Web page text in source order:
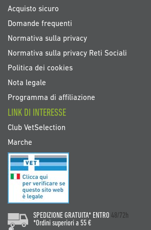
Acquisto sicuro
Domande frequenti
Normativa sulla privacy
Normativa sulla privacy Reti Sociali
Politica dei cookies
Nota legale
Programma di affiliazione
LINK DI INTERESSE
Club VetSelection
Marche
SPEDIZIONE GRATUITA* ENTRO 48/72h
*Ordini superiori a 55 €